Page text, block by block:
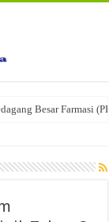
Besar Farmasi